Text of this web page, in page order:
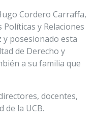
Cordero Carraffa,
y Relaciones
y posesionado esta
de Derecho y
a su familia que
docentes,
de la UCB.